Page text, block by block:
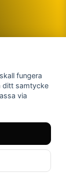
Mjällby
fungera
ditt samtycke
via